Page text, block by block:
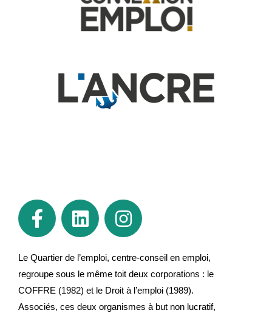
Le Quartier de l’emploi, centre-conseil en emploi,
regroupe sous le même toit deux corporations : le
COFFRE (1982) et le Droit à l’emploi (1989).
Associés, ces deux organismes à but non lucratif,